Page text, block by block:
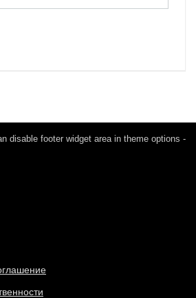
disable footer widget area in theme options -